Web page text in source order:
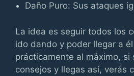
Daño Puro: Sus ataques
La idea es seguir todos los
ido dando y poder llegar a
prácticamente al máximo, si
consejos y llegas así, verás